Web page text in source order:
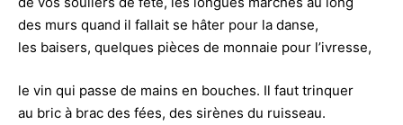
des murs quand il fallait se hâter pour la danse,
les baisers, quelques pièces de monnaie pour l’ivresse,
le vin qui passe de mains en bouches. Il faut trinquer
au bric à brac des fées, des sirènes du ruisseau.